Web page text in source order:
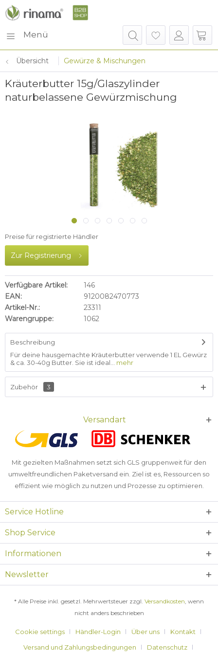
Menü
Übersicht Gewürze & Mischungen
Kräuterbutter 15g/Glaszylinder
naturbelassene Gewürzmischung
Preise für registrierte Händler
Zur Registrierung
Verfügbare Artikel:
146
EAN:
9120082470773
Artikel-Nr.:
23311
Warengruppe:
1062
Beschreibung
Für deine hausgemachte Kräuterbutter verwende 1 EL Gewürz
& ca. 30-40g Butter. Sie ist ideal...
mehr
Zubehör 3
Versandart
Mit gezielten Maßnahmen setzt sich GLS gruppenweit für den
umweltfreundlichen Paketversand ein. Ziel ist es, Ressourcen so
effizient wie möglich zu nutzen und Prozesse zu optimieren.
Service Hotline
Shop Service
Informationen
Newsletter
* Alle Preise inkl. gesetzl. Mehrwertsteuer zzgl. Versandkosten, wenn
nicht anders beschrieben
Cookie settings Händler-Login Über uns
Kontakt
Versand und Zahlungsbedingungen
Datenschutz